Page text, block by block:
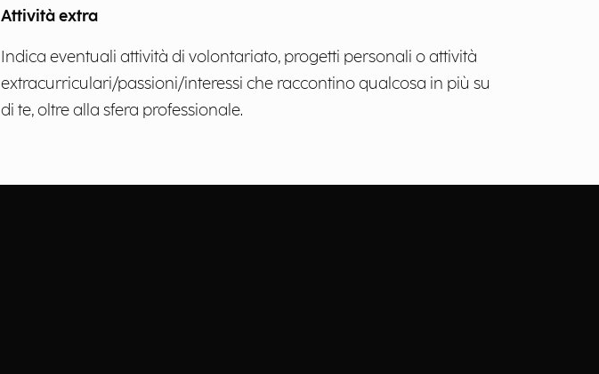
Attività extra
Indica eventuali attività di volontariato, progetti personali o attività
extracurriculari/passioni/interessi che raccontino qualcosa in più su
di te, oltre alla sfera professionale.